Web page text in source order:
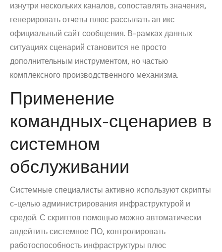
изнутри нескольких каналов, сопоставлять значения,
генерировать отчеты плюс рассылать ап икс
официальный сайт сообщения. В-рамках данных
ситуациях сценарий становится не просто
дополнительным инструментом, но частью
комплексного производственного механизма.
Применение
командных-сценариев в
системном
обслуживании
Системные специалисты активно используют скрипты
с-целью администрирования инфраструктурой и
средой. С скриптов помощью можно автоматически
апдейтить системное ПО, контролировать
работоспособность инфраструктуры плюс